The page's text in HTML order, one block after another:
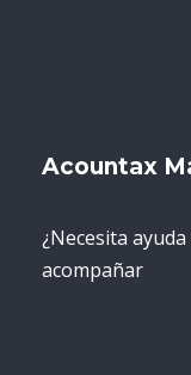
Acountax
¿Necesita
acompañar